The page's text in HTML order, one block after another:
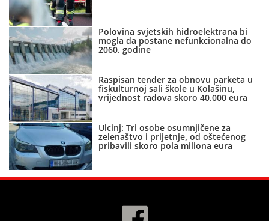
Polovina svjetskih hidroelektrana bi
mogla da postane nefunkcionalna do
2060. godine
Raspisan tender za obnovu parketa u
fiskulturnoj sali škole u Kolašinu,
vrijednost radova skoro 40.000 eura
Ulcinj: Tri osobe osumnjičene za
zelenaštvo i prijetnje, od oštećenog
pribavili skoro pola miliona eura